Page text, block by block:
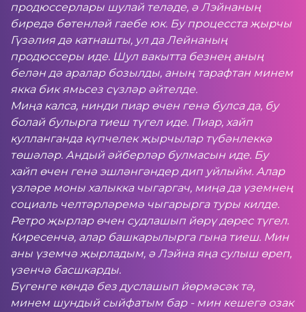
продюссерлары шулай теләде, ә Лэйнаның
биредә бөтенләй гаебе юк. Бу процесста җырчы
Гүзәлия дә катнашты, ул да Лейнаның
продюссеры иде. Шул вакытта безнең аның
белән дә аралар бозылды, аның тарафтан минем
якка бик ямьсез сүзләр әйтелде.
Миңа калса, нинди пиар өчен генә булса да, бу
болай булырга тиеш түгел иде. Пиар, хайп
кулланганда күпчелек җырчылар түбәнлеккә
төшәләр. Андый әйберләр булмасын иде. Бу
хайп өчен генә эшләнгәндер дип уйлыйм. Алар
үзләре моны халыкка чыгаргач, миңа да үземнең
социаль челтәрләремә чыгарырга туры килде.
Ретро җырлар өчен судлашып йөрү дөрес түгел.
Киресенчә, алар башкарылырга гына тиеш. Мин
аны үземчә җырладым, ә Лэйна яңа сулыш өреп,
үзенчә басшкарды.
Бүгенге көндә без дуслашып йөрмәсәк тә,
минем шундый сыйфатым бар - мин кешегә озак